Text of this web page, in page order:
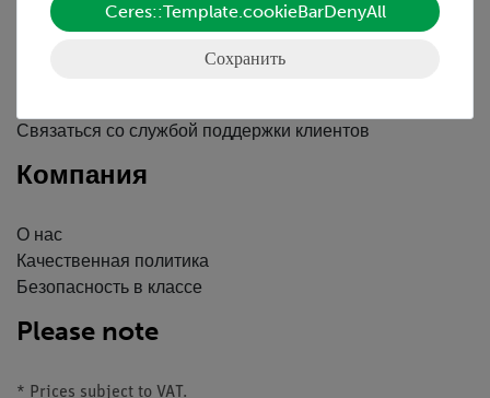
Краткий обзор услуг
Связаться со службой поддержки клиентов
Компания
О нас
Качественная политика
Безопасность в классе
Please note
* Prices subject to VAT.
Ceres::Template.cookieBarDenyAll
Сохранить